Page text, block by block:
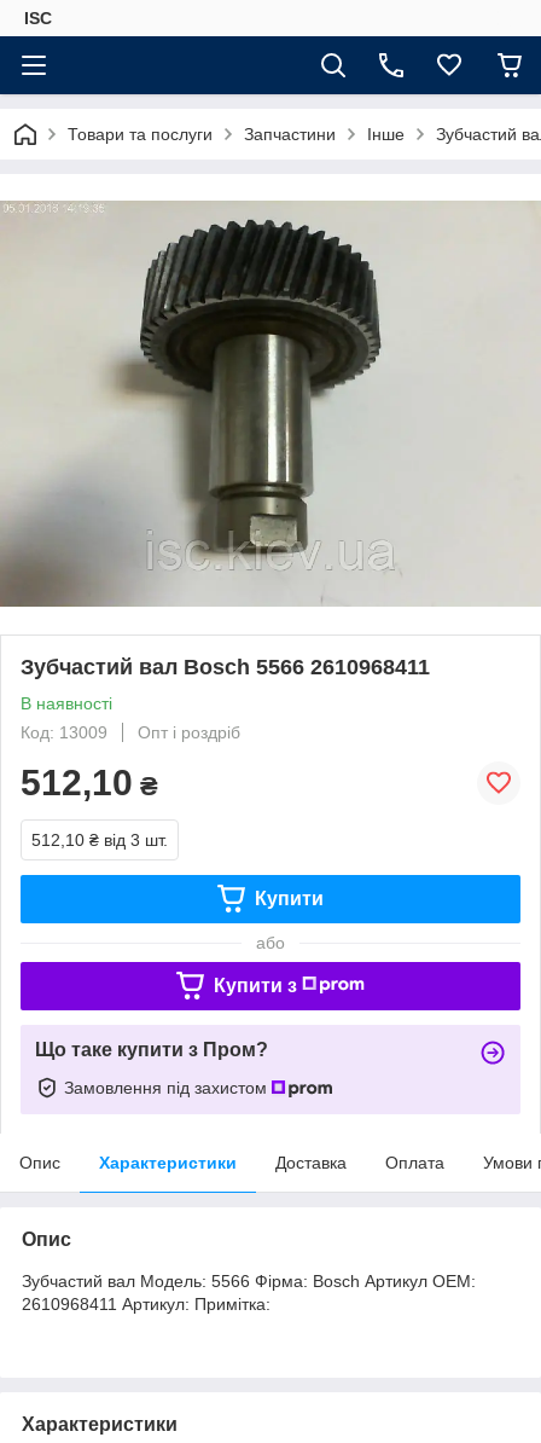
ISC
Товари та послуги Запчастини Інше Зубчастий
Зубчастий вал Bosch 5566 2610968411
В наявності
Код: 13009
Опт і роздріб
512,10 ₴
512,10 ₴ від 3 шт.
Купити
або
Купити з
Що таке купити з Пром?
Замовлення під захистом
Опис Характеристики Доставка Оплата Умови
Опис
Зубчастий вал Модель: 5566 Фірма: Bosch Артикул OEM:
2610968411 Артикул: Примітка:
Характеристики